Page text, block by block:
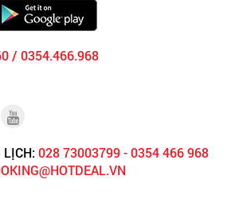
/ 0354.466.968
LỊCH:028 73003799 - 0354 466 968